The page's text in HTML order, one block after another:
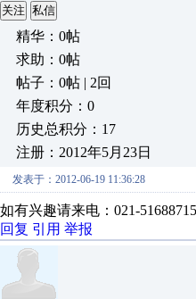
关注 私信
精华：0帖
求助：0帖
帖子：0帖 | 2回
年度积分：0
历史总积分：17
注册：2012年5月23日
发表于：2012-06-19 11:36:28
如有兴趣请来电：021-
回复 引用 举报